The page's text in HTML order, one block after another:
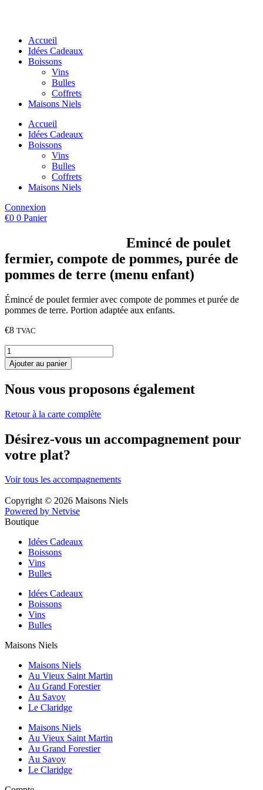
Accueil
Idées Cadeaux
Boissons
Vins
Bulles
Coffrets
Maisons Niels
Accueil
Idées Cadeaux
Boissons
Vins
Bulles
Coffrets
Maisons Niels
Connexion
€0 0 Panier
Emincé de poulet
fermier, compote de pommes, purée de
pommes de terre (menu enfant)
Émincé de poulet fermier avec compote de pommes et purée de
pommes de terre. Portion adaptée aux enfants.
€8 TVAC
quantité
de
Emincé
poulet
compote
pommes,
purée
de
de
terre
(menu
enfant)
Ajouter au panier
Nous vous proposons également
Retour à la carte complète
Désirez-vous un accompagnement pour
votre plat?
Voir tous les accompagnements
Copyright © 2026 Maisons Niels
Powered by Netvise
Boutique
Idées Cadeaux
Boissons
Vins
Bulles
Idées Cadeaux
Boissons
Vins
Bulles
Maisons Niels
Maisons Niels
Au Vieux Saint Martin
Au Grand Forestier
Au Savoy
Le Claridge
Maisons Niels
Au Vieux Saint Martin
Au Grand Forestier
Au Savoy
Le Claridge